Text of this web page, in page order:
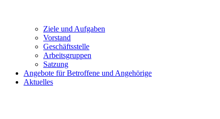
Ziele und Aufgaben
Vorstand
Geschäftsstelle
Arbeitsgruppen
Satzung
Angebote für Betroffene und Angehörige
Aktuelles